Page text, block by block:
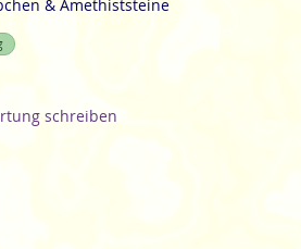
& Amethiststeine
schreiben